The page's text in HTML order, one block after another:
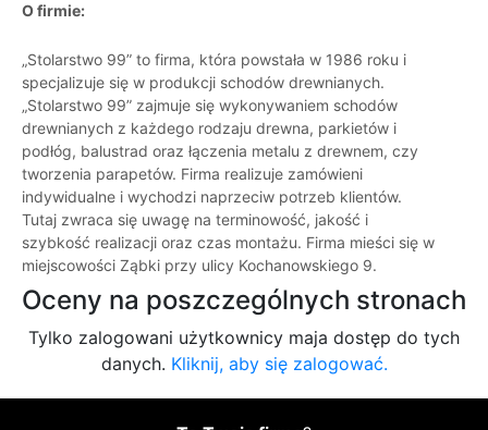
O firmie:
„Stolarstwo 99” to firma, która powstała w 1986 roku i
specjalizuje się w produkcji schodów drewnianych.
„Stolarstwo 99” zajmuje się wykonywaniem schodów
drewnianych z każdego rodzaju drewna, parkietów i
podłóg, balustrad oraz łączenia metalu z drewnem, czy
tworzenia parapetów. Firma realizuje zamówieni
indywidualne i wychodzi naprzeciw potrzeb klientów.
Tutaj zwraca się uwagę na terminowość, jakość i
szybkość realizacji oraz czas montażu. Firma mieści się w
miejscowości Ząbki przy ulicy Kochanowskiego 9.
Oceny na poszczególnych stronach
Tylko zalogowani użytkownicy maja dostęp do tych
danych. Kliknij, aby się zalogować.